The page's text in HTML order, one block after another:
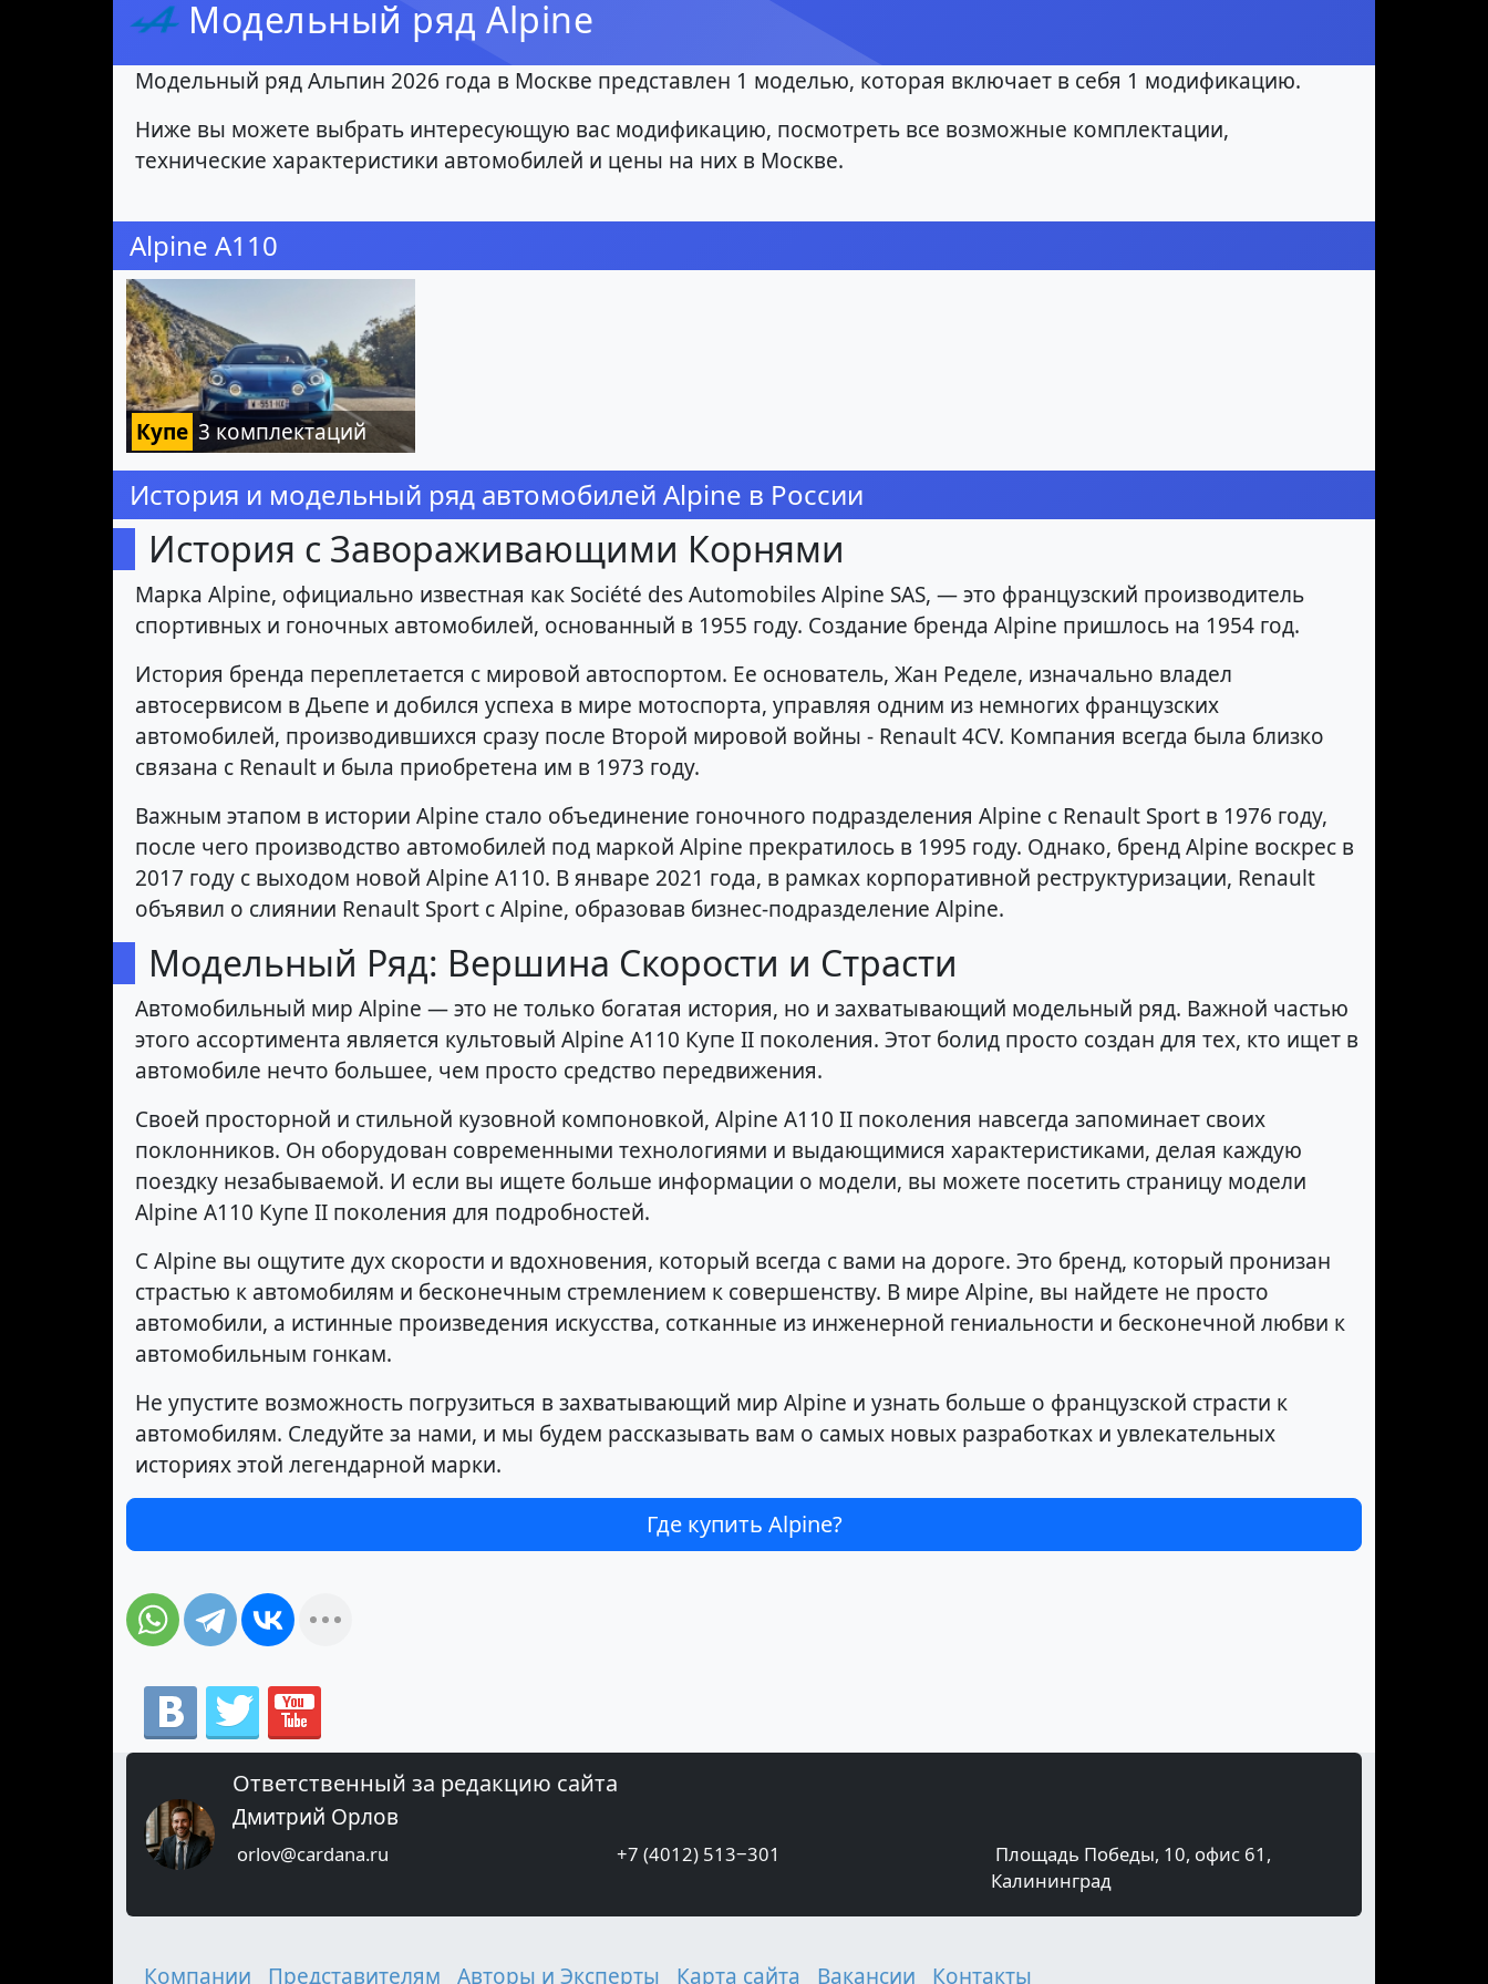
Модельный ряд Alpine
Модельный ряд Альпин 2026 года в Москве представлен 1 моделью, которая включает в себя 1 модификацию.
Ниже вы можете выбрать интересующую вас модификацию, посмотреть все возможные комплектации,
технические характеристики автомобилей и цены на них в Москве.
Alpine A110
Купе 3 комплектаций
История и модельный ряд автомобилей Alpine в России
История с Завораживающими Корнями
Марка Alpine, официально известная как Société des Automobiles Alpine SAS, — это французский производитель
спортивных и гоночных автомобилей, основанный в 1955 году. Создание бренда Alpine пришлось на 1954 год.
История бренда переплетается с мировой автоспортом. Ее основатель, Жан Ределе, изначально владел
автосервисом в Дьепе и добился успеха в мире мотоспорта, управляя одним из немногих французских
автомобилей, производившихся сразу после Второй мировой войны - Renault 4CV. Компания всегда была близко
связана с Renault и была приобретена им в 1973 году.
Важным этапом в истории Alpine стало объединение гоночного подразделения Alpine с Renault Sport в 1976 году,
после чего производство автомобилей под маркой Alpine прекратилось в 1995 году. Однако, бренд Alpine воскрес в
2017 году с выходом новой Alpine A110. В январе 2021 года, в рамках корпоративной реструктуризации, Renault
объявил о слиянии Renault Sport с Alpine, образовав бизнес-подразделение Alpine.
Модельный Ряд: Вершина Скорости и Страсти
Автомобильный мир Alpine — это не только богатая история, но и захватывающий модельный ряд. Важной частью
этого ассортимента является культовый Alpine A110 Купе II поколения. Этот болид просто создан для тех, кто ищет в
автомобиле нечто большее, чем просто средство передвижения.
Своей просторной и стильной кузовной компоновкой, Alpine A110 II поколения навсегда запоминает своих
поклонников. Он оборудован современными технологиями и выдающимися характеристиками, делая каждую
поездку незабываемой. И если вы ищете больше информации о модели, вы можете посетить страницу модели
Alpine A110 Купе II поколения для подробностей.
С Alpine вы ощутите дух скорости и вдохновения, который всегда с вами на дороге. Это бренд, который пронизан
страстью к автомобилям и бесконечным стремлением к совершенству. В мире Alpine, вы найдете не просто
автомобили, а истинные произведения искусства, сотканные из инженерной гениальности и бесконечной любви к
автомобильным гонкам.
Не упустите возможность погрузиться в захватывающий мир Alpine и узнать больше о французской страсти к
автомобилям. Следуйте за нами, и мы будем рассказывать вам о самых новых разработках и увлекательных
историях этой легендарной марки.
Где купить Alpine?
Ответственный за редакцию сайта
Дмитрий Орлов
orlov@cardana.ru +7 (4012) 513‒301
Площадь Победы, 10, офис 61,
Калининград
Компании Представителям Авторы и Эксперты Карта сайта Вакансии Контакты